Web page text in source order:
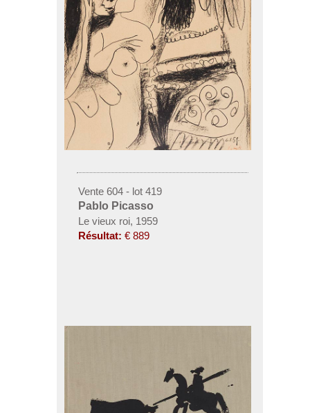
Vente 604 - lot 419
Pablo Picasso
Le vieux roi, 1959
Résultat: € 889